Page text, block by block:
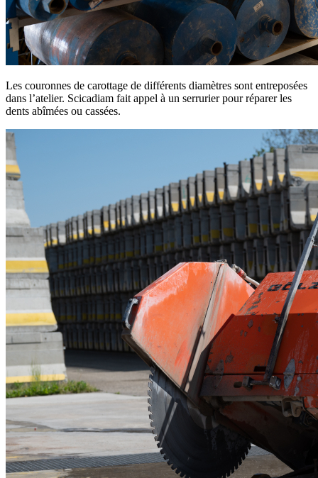
Les couronnes de carottage de différents diamètres sont entreposées
dans l’atelier. Scicadiam fait appel à un serrurier pour réparer les
dents abîmées ou cassées.